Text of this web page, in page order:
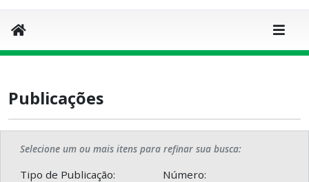
Publicações
Selecione um ou mais itens para refinar sua busca:
Tipo de Publicação: Número: